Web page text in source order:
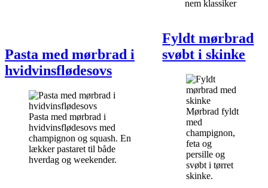
nem klassiker
Pasta med mørbrad i
hvidvinsflødesovs
Pasta med mørbrad i
hvidvinsflødesovs med
champignon og squash. En
lækker pastaret til både
hverdag og weekender.
Fyldt mørbrad
svøbt i skinke
Mørbrad fyldt
med
champignon,
feta og
persille og
svøbt i tørret
skinke.